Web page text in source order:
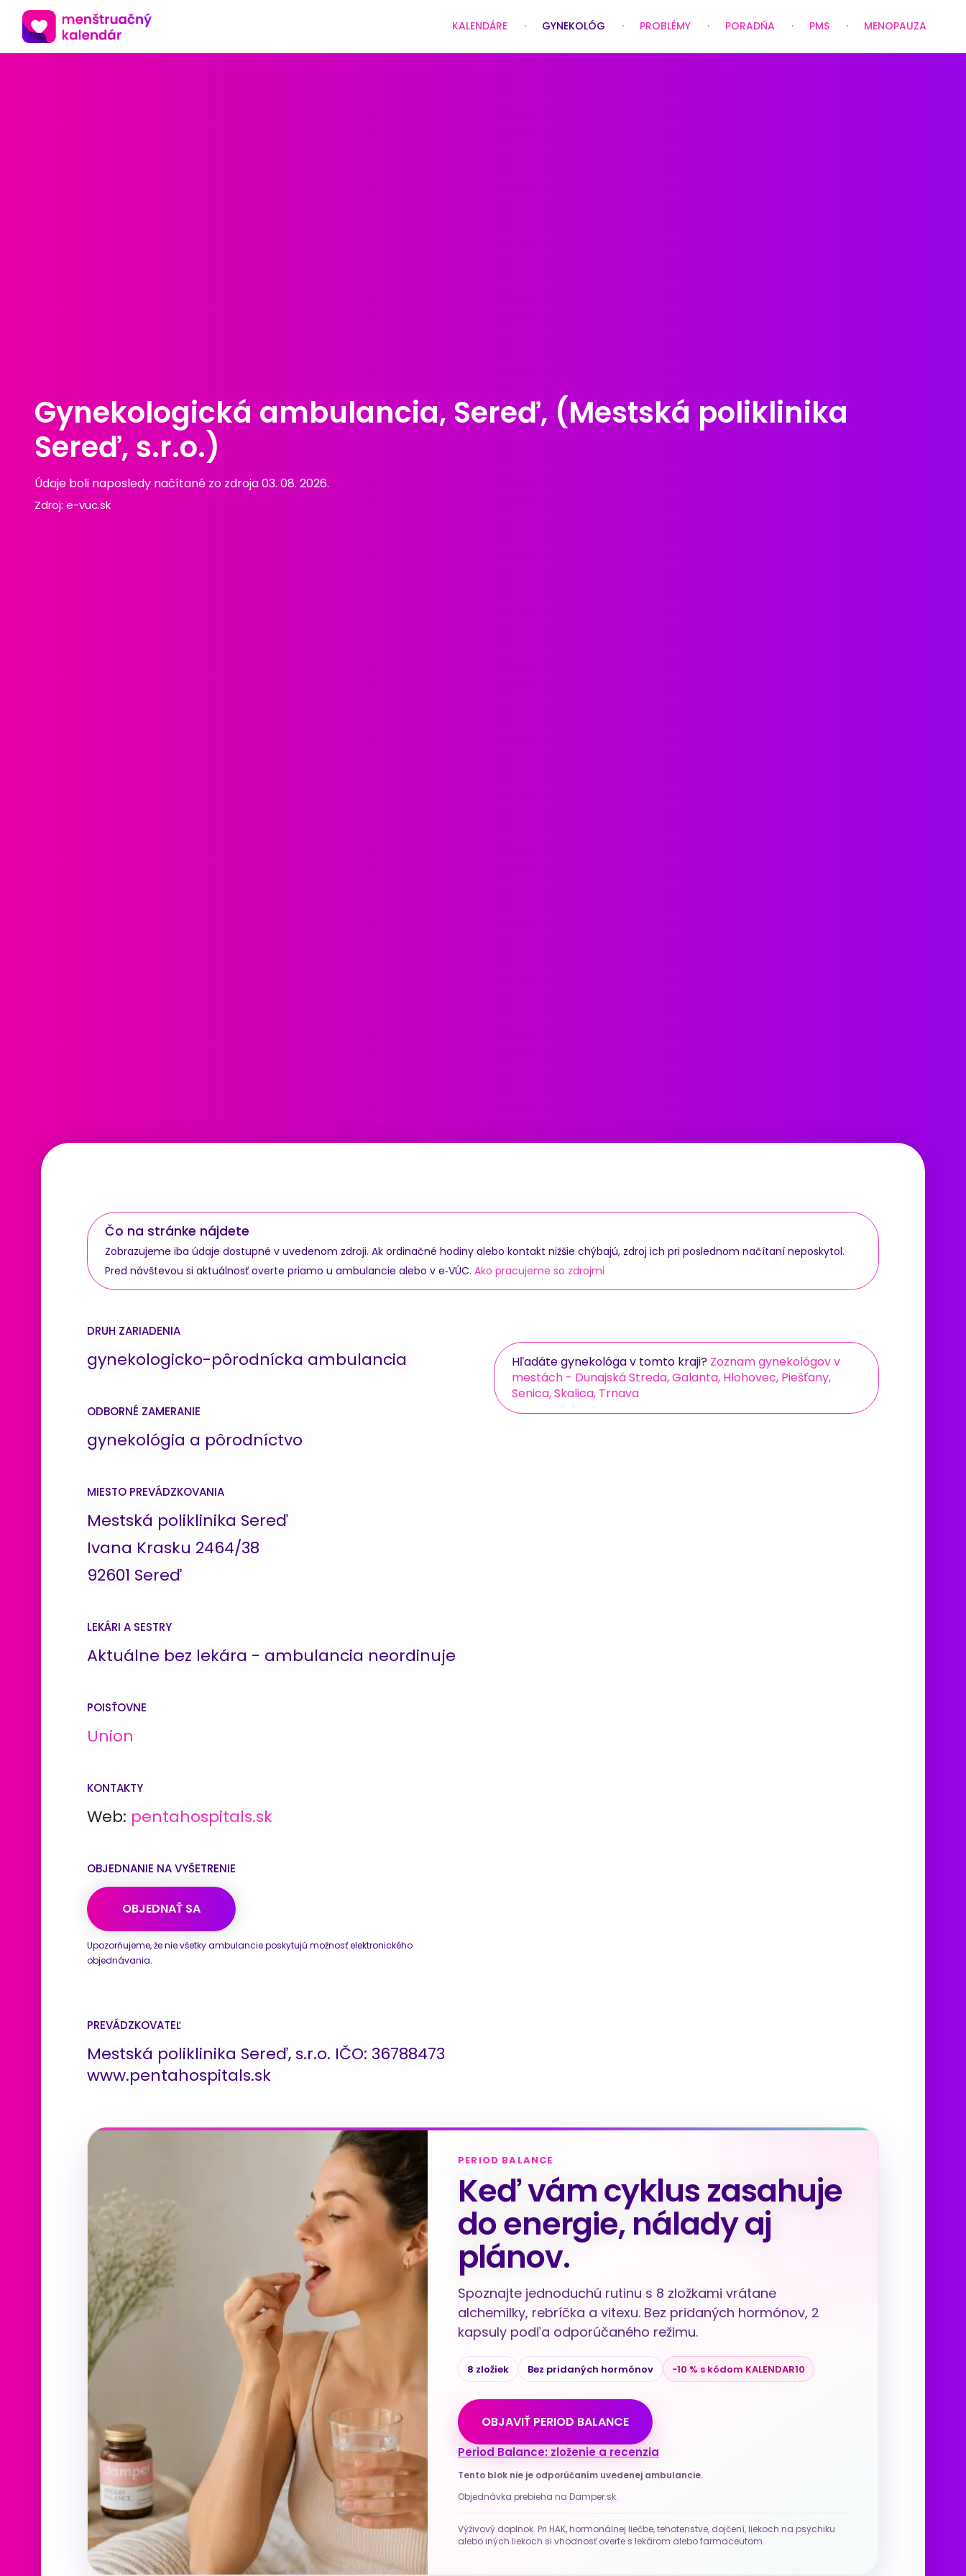
KALENDÁRE GYNEKOLÓG PROBLÉMY PORADŇA PMS MENOPAUZA
Gynekologická ambulancia, Sereď, (Mestská poliklinika
Sereď, s.r.o.)
Údaje boli naposledy načítané zo zdroja 03. 08. 2026.
Zdroj: e-vuc.sk
Čo na stránke nájdete
Zobrazujeme iba údaje dostupné v uvedenom zdroji. Ak ordinačné hodiny alebo kontakt nižšie chýbajú, zdroj ich pri poslednom načítaní neposkytol.
Pred návštevou si aktuálnosť overte priamo u ambulancie alebo v e‑VÚC. Ako pracujeme so zdrojmi
DRUH ZARIADENIA
gynekologicko-pôrodnícka ambulancia
ODBORNÉ ZAMERANIE
gynekológia a pôrodníctvo
MIESTO PREVÁDZKOVANIA
Mestská poliklinika Sereď
Ivana Krasku 2464/38
92601 Sereď
LEKÁRI A SESTRY
Aktuálne bez lekára - ambulancia neordinuje
POISŤOVNE
Union
KONTAKTY
Web: pentahospitals.sk
OBJEDNANIE NA VYŠETRENIE
OBJEDNAŤ SA
Upozorňujeme, že nie všetky ambulancie poskytujú možnosť elektronického
objednávania.
Hľadáte gynekológa v tomto kraji? Zoznam gynekológov v
mestách - Dunajská Streda, Galanta, Hlohovec, Piešťany,
Senica, Skalica, Trnava
PREVÁDZKOVATEĽ
Mestská poliklinika Sereď, s.r.o. IČO: 36788473
www.pentahospitals.sk
PERIOD BALANCE
Keď vám cyklus zasahuje
do energie, nálady aj
plánov.
Spoznajte jednoduchú rutinu s 8 zložkami vrátane
alchemilky, rebríčka a vitexu. Bez pridaných hormónov, 2
kapsuly podľa odporúčaného režimu.
8 zložiek Bez pridaných hormónov −10 % s kódom KALENDAR10
OBJAVIŤ PERIOD BALANCE
Period Balance: zloženie a recenzia
Tento blok nie je odporúčaním uvedenej ambulancie.
Objednávka prebieha na Damper.sk.
Výživový doplnok. Pri HAK, hormonálnej liečbe, tehotenstve, dojčení, liekoch na psychiku
alebo iných liekoch si vhodnosť overte s lekárom alebo farmaceutom.